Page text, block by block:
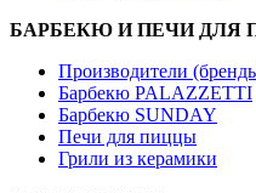
БАРБЕКЮ И ПЕЧИ ДЛЯ
Производители
Барбекю PALAZZETTI
Барбекю SUNDAY
Печи для пиццы
Грили из керамики